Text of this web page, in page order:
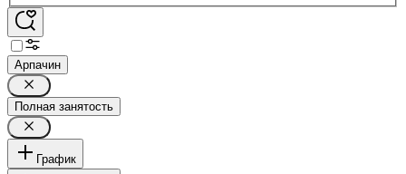
Арпачин
Полная занятость
График